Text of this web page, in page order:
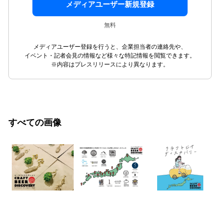
メディアユーザー新規登録
無料
メディアユーザー登録を行うと、企業担当者の連絡先や、
イベント・記者会見の情報など様々な特記情報を閲覧できます。
※内容はプレスリリースにより異なります。
すべての画像